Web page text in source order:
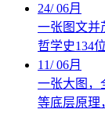
24/06月
一张图文并
哲学史134
11/06月
一张大图，
等底层原理